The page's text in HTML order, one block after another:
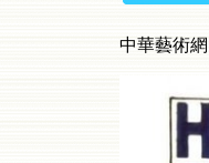
中華藝術